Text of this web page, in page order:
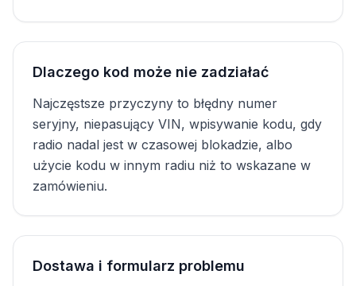
Dlaczego kod może nie zadziałać
Najczęstsze przyczyny to błędny numer
seryjny, niepasujący VIN, wpisywanie kodu, gdy
radio nadal jest w czasowej blokadzie, albo
użycie kodu w innym radiu niż to wskazane w
zamówieniu.
Dostawa i formularz problemu